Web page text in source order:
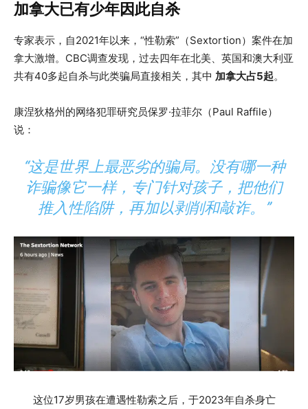
加拿大已有少年因此自杀
专家表示，自2021年以来，“性勒索”（Sextortion）案件在加
拿大激增。CBC调查发现，过去四年在北美、英国和澳大利亚
共有40多起自杀与此类骗局直接相关，其中 加拿大占5起。
康涅狄格州的网络犯罪研究员保罗·拉菲尔（Paul Raffile）
说：
“这是世界上最恶劣的骗局。没有哪一种
诈骗像它一样，专门针对孩子，把他们
推入性陷阱，再加以剥削和敲诈。”
这位17岁男孩在遭遇性勒索之后，于2023年自杀身亡